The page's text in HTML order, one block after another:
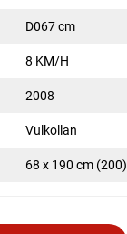
D067 cm
8 KM/H
2008
Vulkollan
68 x 190 cm (200)